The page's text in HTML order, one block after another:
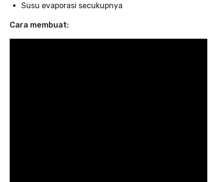
Susu evaporasi secukupnya
Cara membuat: